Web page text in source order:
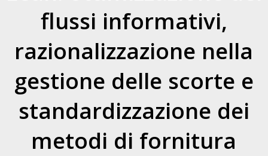
flussi informativi,
razionalizzazione nella
gestione delle scorte e
standardizzazione dei
metodi di fornitura